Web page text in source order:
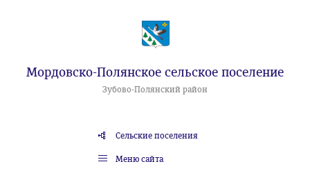
Мордовско-Полянское сельское поселение
Зубово-Полянский район
Сельские поселения
Меню сайта